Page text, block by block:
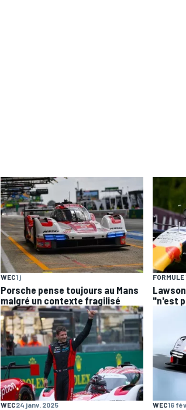
WEC1 j
Porsche pense toujours au Mans
malgré un contexte fragilisé
FORMULE
"n'est
WEC24 janv. 2025 WEC16